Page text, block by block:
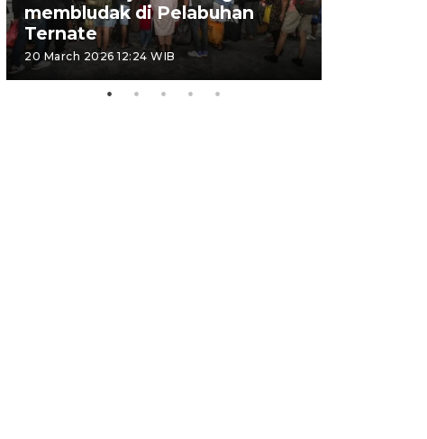
membludak di Pelabuhan
Ternate
20 March 2026 12:24 WIB